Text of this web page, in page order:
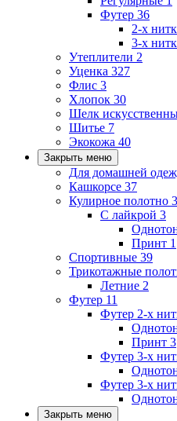
Футер 36
2-х
3-х
Утеплители 2
Уценка 327
Флис 3
Хлопок 30
Шелк
Шитье 7
Экокожа 40
Закрыть меню
Для домашней
Кашкорсе 37
Кулирное полотно 3
С лайкрой 3
Принт 1
Спортивные 39
Трикотажные
Летние 2
Футер 11
Футер 2-х
Принт 3
Футер 3-х
Футер 3-х
Закрыть меню